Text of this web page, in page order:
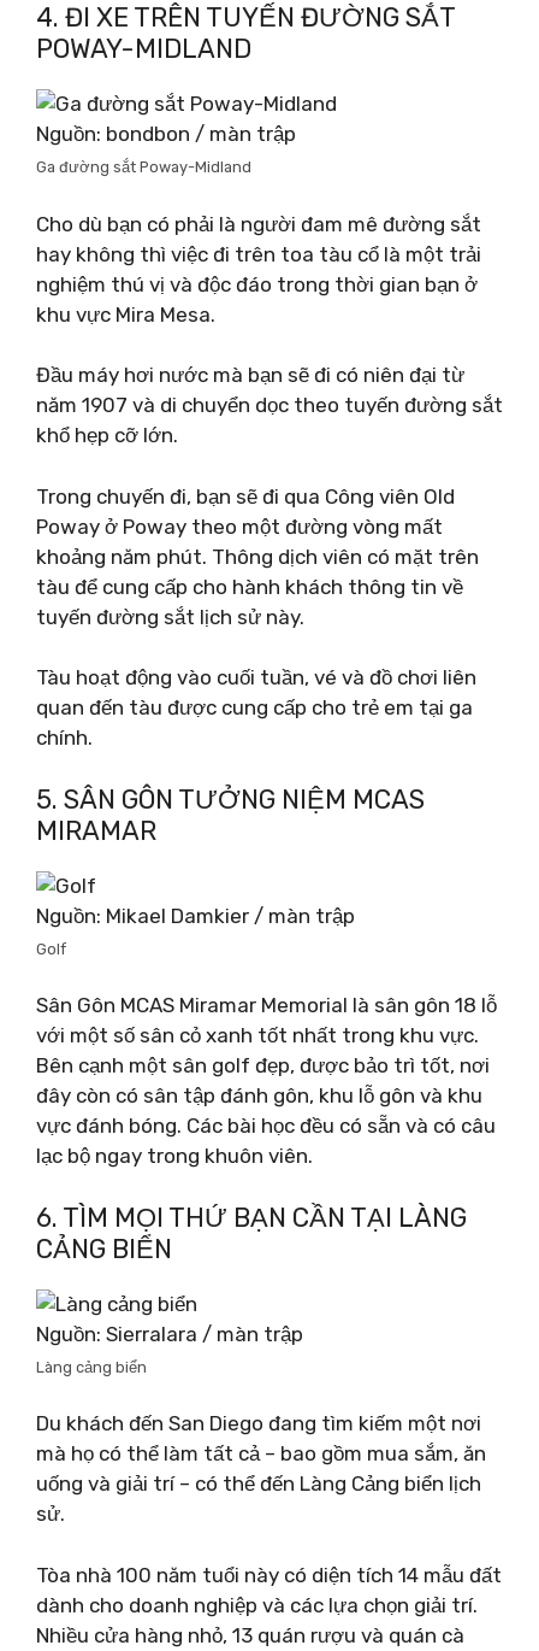
4. ĐI XE TRÊN TUYẾN ĐƯỜNG SẮT
POWAY-MIDLAND
Nguồn: bondbon / màn trập
Ga đường sắt Poway-Midland
Cho dù bạn có phải là người đam mê đường sắt
hay không thì việc đi trên toa tàu cổ là một trải
nghiệm thú vị và độc đáo trong thời gian bạn ở
khu vực Mira Mesa.
Đầu máy hơi nước mà bạn sẽ đi có niên đại từ
năm 1907 và di chuyển dọc theo tuyến đường sắt
khổ hẹp cỡ lớn.
Trong chuyến đi, bạn sẽ đi qua Công viên Old
Poway ở Poway theo một đường vòng mất
khoảng năm phút. Thông dịch viên có mặt trên
tàu để cung cấp cho hành khách thông tin về
tuyến đường sắt lịch sử này.
Tàu hoạt động vào cuối tuần, vé và đồ chơi liên
quan đến tàu được cung cấp cho trẻ em tại ga
chính.
5. SÂN GÔN TƯỞNG NIỆM MCAS
MIRAMAR
Nguồn: Mikael Damkier / màn trập
Golf
Sân Gôn MCAS Miramar Memorial là sân gôn 18 lỗ
với một số sân cỏ xanh tốt nhất trong khu vực.
Bên cạnh một sân golf đẹp, được bảo trì tốt, nơi
đây còn có sân tập đánh gôn, khu lỗ gôn và khu
vực đánh bóng. Các bài học đều có sẵn và có câu
lạc bộ ngay trong khuôn viên.
6. TÌM MỌI THỨ BẠN CẦN TẠI LÀNG
CẢNG BIỂN
Nguồn: Sierralara / màn trập
Làng cảng biển
Du khách đến San Diego đang tìm kiếm một nơi
mà họ có thể làm tất cả – bao gồm mua sắm, ăn
uống và giải trí – có thể đến Làng Cảng biển lịch
sử.
Tòa nhà 100 năm tuổi này có diện tích 14 mẫu đất
dành cho doanh nghiệp và các lựa chọn giải trí.
Nhiều cửa hàng nhỏ, 13 quán rượu và quán cà